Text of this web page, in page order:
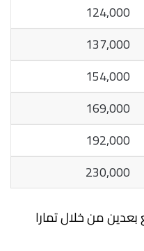
124,000
137,000
154,000
169,000
192,000
230,000
بعدين من خلال تمارا